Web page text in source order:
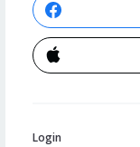
Login